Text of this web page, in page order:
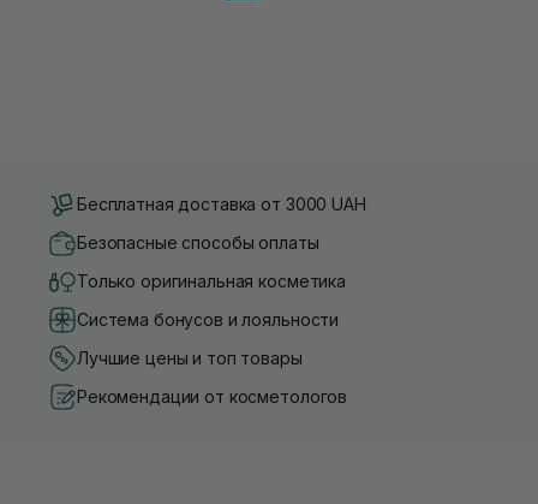
Бесплатная доставка от 3000 UAH
Безопасные способы оплаты
Только оригинальная косметика
Система бонусов и лояльности
Лучшие цены и топ товары
Рекомендации от косметологов